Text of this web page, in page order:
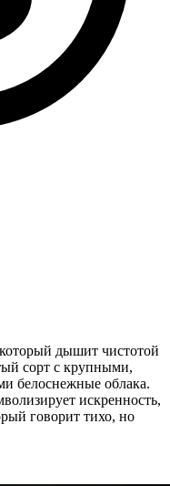
дышит чистотой
сорт с крупными,
белоснежные облака.
искренность,
говорит тихо, но